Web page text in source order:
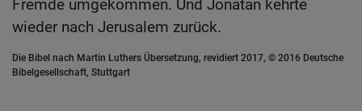
Fremde umgekommen. Und Jonatan kehrte
wieder nach Jerusalem zurück.
Die Bibel nach Martin Luthers Übersetzung, revidiert 2017, © 2016 Deutsche
Bibelgesellschaft, Stuttgart